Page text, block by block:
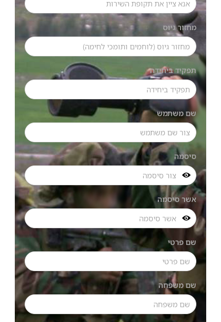
מחזור גיוס
תפקיד ביחידה
שם משתמש
סיסמה
אשר סיסמה
שם פרטי
שם משפחה